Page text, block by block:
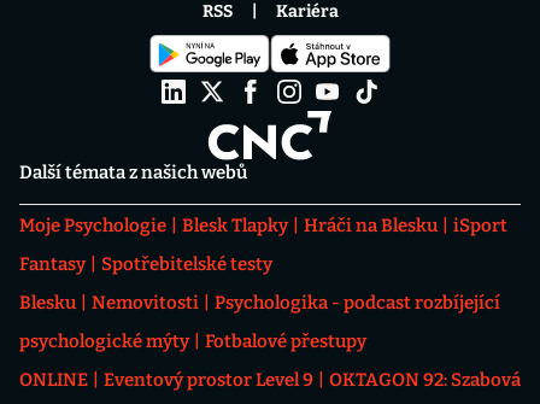
Další témata z našich webů
Moje Psychologie Blesk Tlapky Hráči na Blesku
iSport
Fantasy
Spotřebitelské testy
Blesku
Nemovitosti
Psychologika - podcast rozbíjející
psychologické mýty
Fotbalové přestupy
ONLINE
Eventový prostor Level 9
OKTAGON 92: Szabová
RSS Kariéra